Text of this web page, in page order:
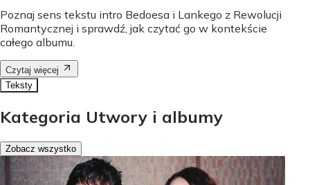
Poznaj sens tekstu intro Bedoesa i Lankego z Rewolucji
Romantycznej i sprawdź, jak czytać go w kontekście
całego albumu.
Czytaj więcej
Teksty
Kategoria Utwory i albumy
Zobacz wszystko